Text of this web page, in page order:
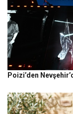
Poizi’den